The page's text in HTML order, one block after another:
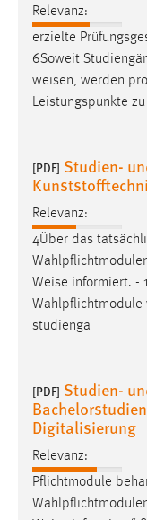
Relevanz:
erzielte
6Soweit
weisen, werden
Leistungspunkte
[PDF] Studien-
Relevanz:
4Über das
Weise informiert. -
Wahlpflichtmodule
studienga
[PDF] Studien-
Digitalisierung
Relevanz:
Pflichtmodule